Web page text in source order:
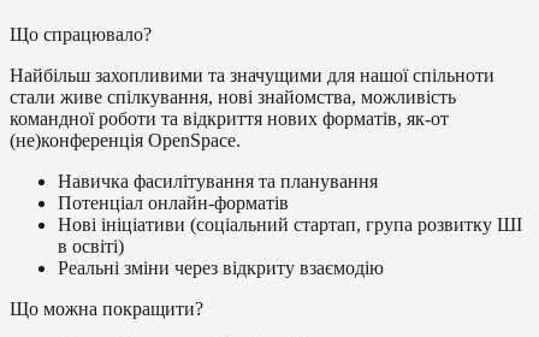
Що спрацювало?
Найбільш захопливими та значущими для нашої спільноти
стали живе спілкування, нові знайомства, можливість
командної роботи та відкриття нових форматів, як-от
(не)конференція OpenSpace.
Навичка фасилітування та планування
Потенціал онлайн-форматів
Нові ініціативи (соціальний стартап, група розвитку ШІ
в освіті)
Реальні зміни через відкриту взаємодію
Що можна покращити?